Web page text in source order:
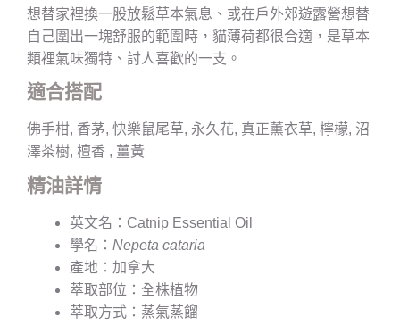
想替家裡換一股放鬆草本氣息、或在戶外郊遊露營想替
自己圍出一塊舒服的範圍時，貓薄荷都很合適，是草本
類裡氣味獨特、討人喜歡的一支。
適合搭配
佛手柑, 香茅, 快樂鼠尾草, 永久花, 真正薰衣草, 檸檬, 沼
澤茶樹, 檀香 , 薑黃
精油詳情
英文名：Catnip Essential Oil
學名： Nepeta cataria
產地：加拿大
萃取部位：全株植物
萃取方式：蒸氣蒸餾